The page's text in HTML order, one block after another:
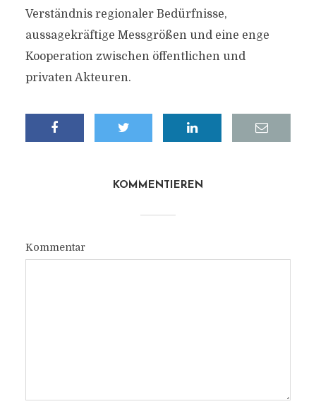
Verständnis regionaler Bedürfnisse,
aussagekräftige Messgrößen und eine enge
Kooperation zwischen öffentlichen und
privaten Akteuren.
KOMMENTIEREN
Kommentar